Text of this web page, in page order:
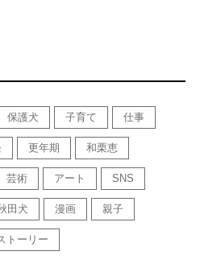
保護犬 子育て 仕事
更年期 和栗恵
芸術 アート SNS
田犬 漫画 親子
トーリー